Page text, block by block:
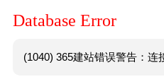
Database Error
(1040) 365建站错误警告：连